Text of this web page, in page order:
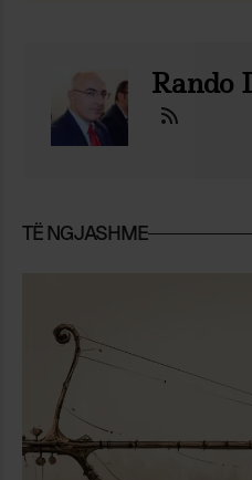
Rando
TË NGJASHME